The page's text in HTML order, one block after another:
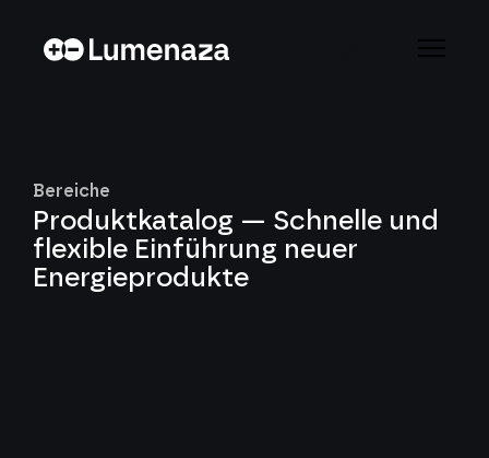
Bereiche
Produktkatalog — Schnelle und
flexible Einführung neuer
Energieprodukte